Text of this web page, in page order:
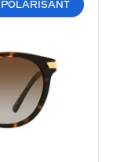
POLARISANT